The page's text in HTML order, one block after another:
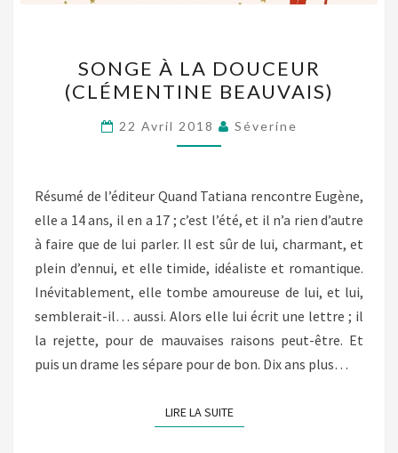
À
LA
DOUCEUR
(CLÉMENTINE
SONGE À LA DOUCEUR
(CLÉMENTINE BEAUVAIS)
22 Avril 2018 Séverine
Résumé de l’éditeur Quand Tatiana rencontre Eugène,
elle a 14 ans, il en a 17 ; c’est l’été, et il n’a rien d’autre
à faire que de lui parler. Il est sûr de lui, charmant, et
plein d’ennui, et elle timide, idéaliste et romantique.
Inévitablement, elle tombe amoureuse de lui, et lui,
semblerait-il… aussi. Alors elle lui écrit une lettre ; il
la rejette, pour de mauvaises raisons peut-être. Et
puis un drame les sépare pour de bon. Dix ans plus…
LIRE LA SUITELIRE LA SUITE